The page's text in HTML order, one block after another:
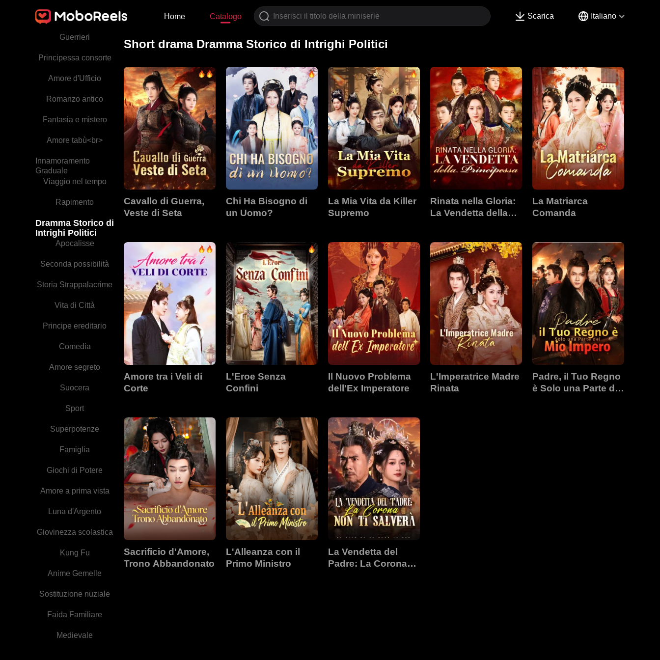
Home Catalogo Scarica Italiano
Relazione tra fratello e
sorella
Guerrieri
Principessa consorte
Amore d'Ufficio
Romanzo antico
Fantasia e mistero
Amore tabù<br>
Innamoramento
Graduale
Viaggio nel tempo
Rapimento
Dramma Storico di
Intrighi Politici
Apocalisse
Seconda possibilità
Storia Strappalacrime
Vita di Città
Principe ereditario
Comedia
Amore segreto
Suocera
Sport
Superpotenze
Famiglia
Giochi di Potere
Amore a prima vista
Luna d'Argento
Giovinezza scolastica
Kung Fu
Anime Gemelle
Sostituzione nuziale
Faida Familiare
Medievale
Short drama Dramma Storico di Intrighi Politici
Cavallo di Guerra,
Veste di Seta
Chi Ha Bisogno di
un Uomo?
La Mia Vita da Killer
Supremo
Rinata nella Gloria:
La Vendetta della
La Matriarca
Comanda
Amore tra i Veli di
Corte
L'Eroe Senza
Confini
Il Nuovo Problema
dell'Ex Imperatore
L'Imperatrice Madre
Rinata
Padre, il Tuo Regno
è Solo una Parte del
Sacrificio d'Amore,
Trono Abbandonato
L'Alleanza con il
Primo Ministro
La Vendetta del
Padre: La Corona